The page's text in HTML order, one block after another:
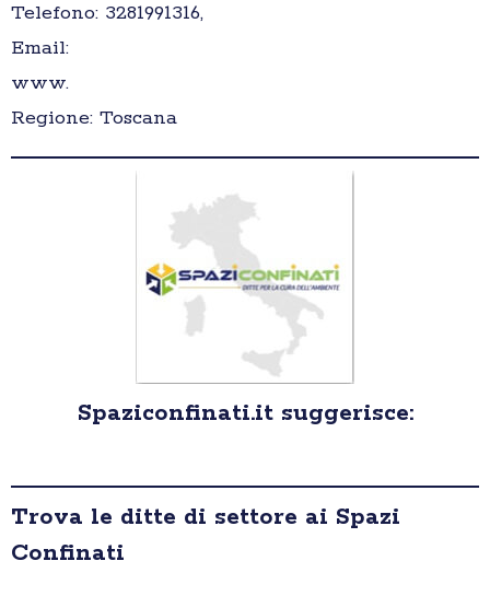
Telefono: 3281991316,
Email:
www.
Regione: Toscana
Spaziconfinati.it suggerisce:
Trova le ditte di settore ai Spazi
Confinati